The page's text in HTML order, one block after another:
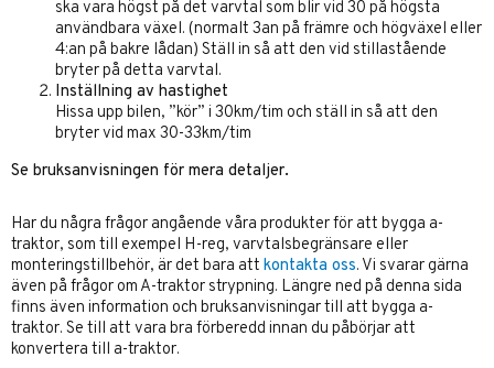
ska vara högst på det varvtal som blir vid 30 på högsta
användbara växel. (normalt 3an på främre och högväxel eller
4:an på bakre lådan) Ställ in så att den vid stillastående
bryter på detta varvtal.
Inställning av hastighet
Hissa upp bilen, ”kör” i 30km/tim och ställ in så att den
bryter vid max 30-33km/tim
Se bruksanvisningen för mera detaljer.
Har du några frågor angående våra produkter för att bygga a-
traktor, som till exempel H-reg, varvtalsbegränsare eller
monteringstillbehör, är det bara att kontakta oss. Vi svarar gärna
även på frågor om A-traktor strypning. Längre ned på denna sida
finns även information och bruksanvisningar till att bygga a-
traktor. Se till att vara bra förberedd innan du påbörjar att
konvertera till a-traktor.